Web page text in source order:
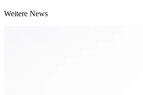
Weitere News